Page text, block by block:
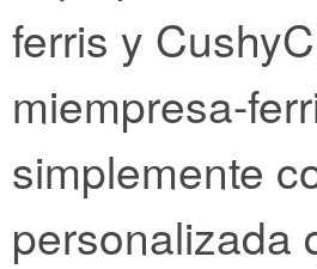
ferris y
miempresa-
simplemente
personalizada